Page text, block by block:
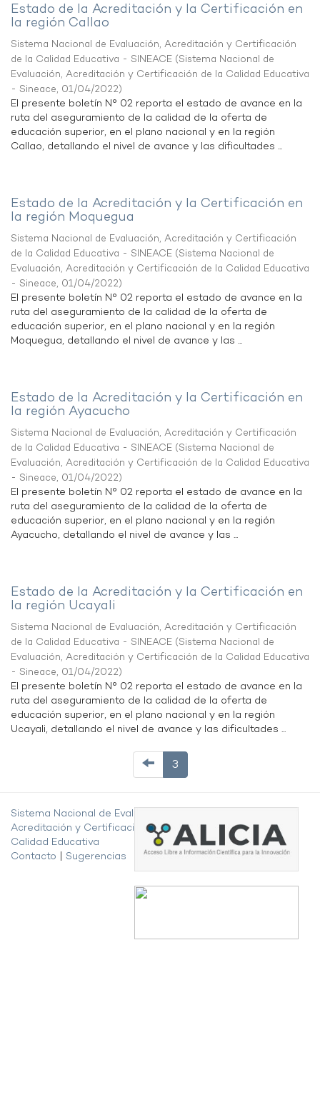
Estado de la Acreditación y la Certificación en
la región Callao
Sistema Nacional de Evaluación, Acreditación y Certificación
de la Calidad Educativa - SINEACE (Sistema Nacional de
Evaluación, Acreditación y Certificación de la Calidad Educativa
- Sineace, 01/04/2022)
El presente boletín N° 02 reporta el estado de avance en la
ruta del aseguramiento de la calidad de la oferta de
educación superior, en el plano nacional y en la región
Callao, detallando el nivel de avance y las dificultades ...
Estado de la Acreditación y la Certificación en
la región Moquegua
Sistema Nacional de Evaluación, Acreditación y Certificación
de la Calidad Educativa - SINEACE (Sistema Nacional de
Evaluación, Acreditación y Certificación de la Calidad Educativa
- Sineace, 01/04/2022)
El presente boletín N° 02 reporta el estado de avance en la
ruta del aseguramiento de la calidad de la oferta de
educación superior, en el plano nacional y en la región
Moquegua, detallando el nivel de avance y las ...
Estado de la Acreditación y la Certificación en
la región Ayacucho
Sistema Nacional de Evaluación, Acreditación y Certificación
de la Calidad Educativa - SINEACE (Sistema Nacional de
Evaluación, Acreditación y Certificación de la Calidad Educativa
- Sineace, 01/04/2022)
El presente boletín N° 02 reporta el estado de avance en la
ruta del aseguramiento de la calidad de la oferta de
educación superior, en el plano nacional y en la región
Ayacucho, detallando el nivel de avance y las ...
Estado de la Acreditación y la Certificación en
la región Ucayali
Sistema Nacional de Evaluación, Acreditación y Certificación
de la Calidad Educativa - SINEACE (Sistema Nacional de
Evaluación, Acreditación y Certificación de la Calidad Educativa
- Sineace, 01/04/2022)
El presente boletín N° 02 reporta el estado de avance en la
ruta del aseguramiento de la calidad de la oferta de
educación superior, en el plano nacional y en la región
Ucayali, detallando el nivel de avance y las dificultades ...
3
Sistema Nacional de Evaluación,
Acreditación y Certificación de la
Calidad Educativa
Contacto
Sugerencias